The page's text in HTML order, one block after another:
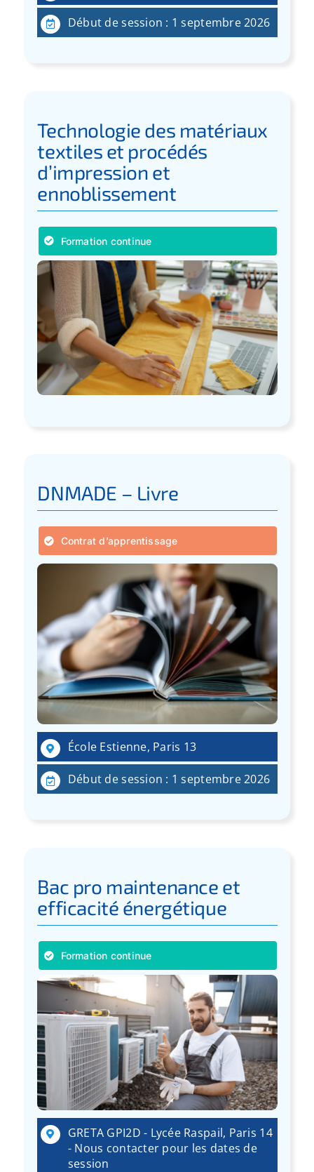
Début de session : 1 septembre 2026
Technologie des matériaux
textiles et procédés
d’impression et
ennoblissement
Formation continue
DNMADE – Livre
Contrat d’apprentissage
École Estienne, Paris 13
Début de session : 1 septembre 2026
Bac pro maintenance et
efficacité énergétique
Formation continue
GRETA GPI2D - Lycée Raspail, Paris 14
- Nous contacter pour les dates de
session